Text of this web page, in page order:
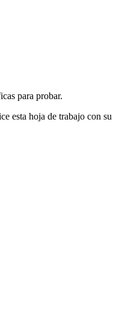
para probar.
esta hoja de trabajo con